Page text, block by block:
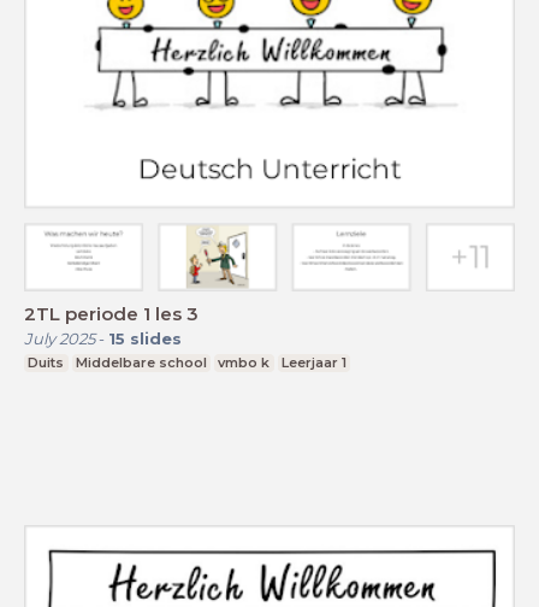
2TL periode 1 les 3
July 2025- 15 slides
Duits Middelbare school vmbo k Leerjaar 1